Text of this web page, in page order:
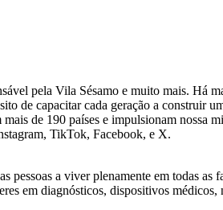
pela Vila Sésamo e muito mais. Há
de capacitar cada geração a construir
de 190 países e impulsionam nossa
, TikTok, Facebook, e X.
pessoas a viver plenamente em todas
em diagnósticos, dispositivos